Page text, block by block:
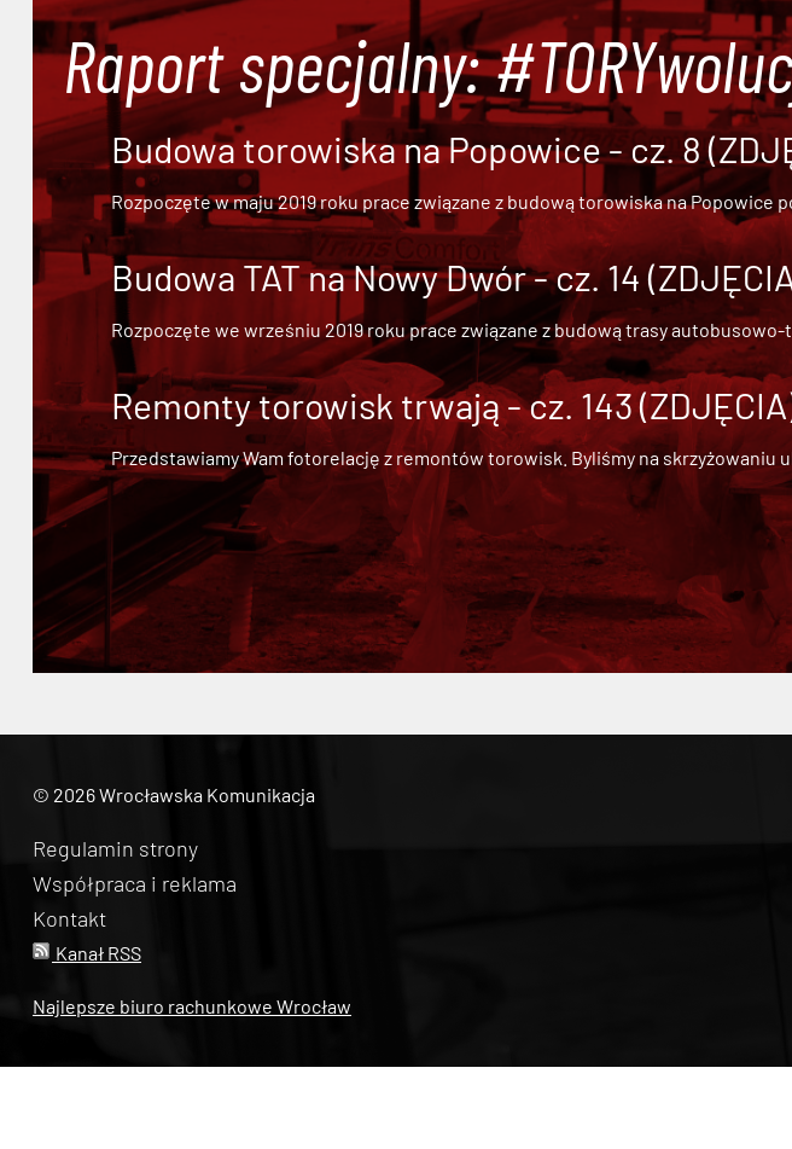
Raport specjalny:
Budowa torowiska na Popowice - cz. 8
Rozpoczęte w maju 2019 roku prace związane z budową torowiska na Popowice
Budowa TAT na Nowy Dwór - cz. 14
Rozpoczęte we wrześniu 2019 roku prace związane zbudową trasy autobusowo-
Remonty torowisk trwają - cz. 143
Przedstawiamy Wam fotorelację z remontów torowisk. Byliśmy na skrzyżowaniu
© 2026 Wrocławska Komunikacja
Regulamin strony
Współpraca i reklama
Kontakt
Kanał RSS
Najlepsze biuro rachunkowe Wrocław